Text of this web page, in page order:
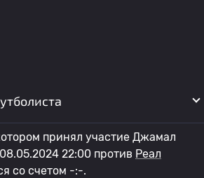
принял участие Джамал
22:00 против Реал
со счетом -:-.